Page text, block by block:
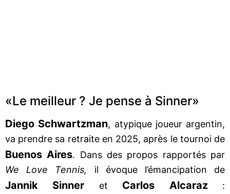
«Le meilleur ? Je pense à Sinner»
Diego Schwartzman, atypique joueur argentin,
va prendre sa retraite en 2025, après le tournoi de
Buenos Aires. Dans des propos rapportés par
We Love Tennis,
il évoque l’émancipation de
Jannik Sinner et Carlos Alcaraz: